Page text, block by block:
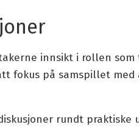
innsikt i rollen
fokus på samspillet
rundt